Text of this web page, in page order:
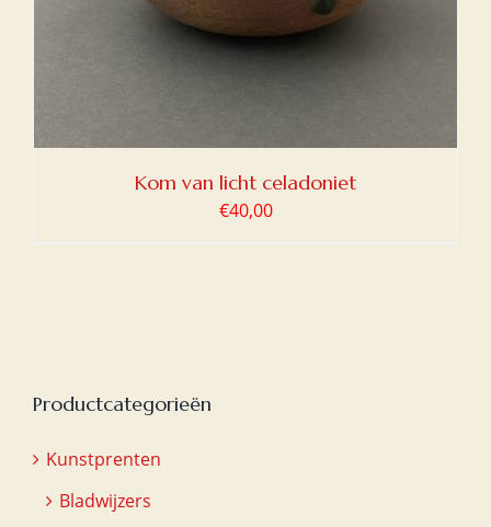
Kom van licht celadoniet
€40,00
Productcategorieën
Kunstprenten
Bladwijzers